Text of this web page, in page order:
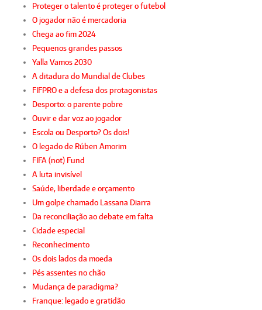
Proteger o talento é proteger o futebol
O jogador não é mercadoria
Chega ao fim 2024
Pequenos grandes passos
Yalla Vamos 2030
A ditadura do Mundial de Clubes
FIFPRO e a defesa dos protagonistas
Desporto: o parente pobre
Ouvir e dar voz ao jogador
Escola ou Desporto? Os dois!
O legado de Rúben Amorim
FIFA (not) Fund
A luta invisível
Saúde, liberdade e orçamento
Um golpe chamado Lassana Diarra
Da reconciliação ao debate em falta
Cidade especial
Reconhecimento
Os dois lados da moeda
Pés assentes no chão
Mudança de paradigma?
Franque: legado e gratidão